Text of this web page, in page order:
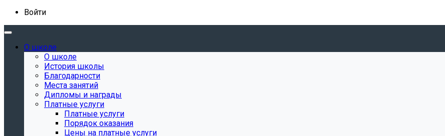
Войти
О школе
О школе
История школы
Благодарности
Места занятий
Дипломы и награды
Платные услуги
Платные услуги
Порядок оказания
Цены на платные услуги